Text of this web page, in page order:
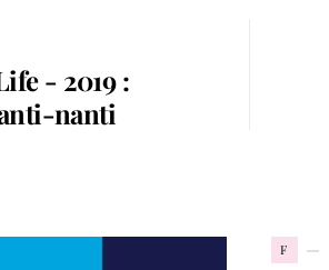
- 2019 :
nanti
F